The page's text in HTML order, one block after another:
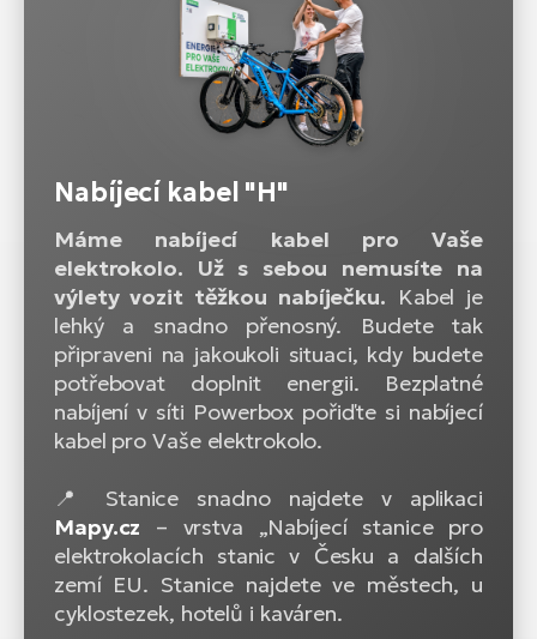
Nabíjecí kabel "H"
Máme nabíjecí kabel pro Vaše
elektrokolo. Už s sebou nemusíte na
výlety vozit těžkou nabíječku. Kabel je
lehký a snadno přenosný. Budete tak
připraveni na jakoukoli situaci, kdy budete
potřebovat doplnit energii. Bezplatné
nabíjení v síti Powerbox pořiďte si nabíjecí
kabel pro Vaše elektrokolo.
📍 Stanice snadno najdete v aplikaci
Mapy.cz – vrstva „Nabíjecí stanice pro
elektrokolacích stanic v Česku a dalších
zemí EU. Stanice najdete ve městech, u
cyklostezek, hotelů i kaváren.